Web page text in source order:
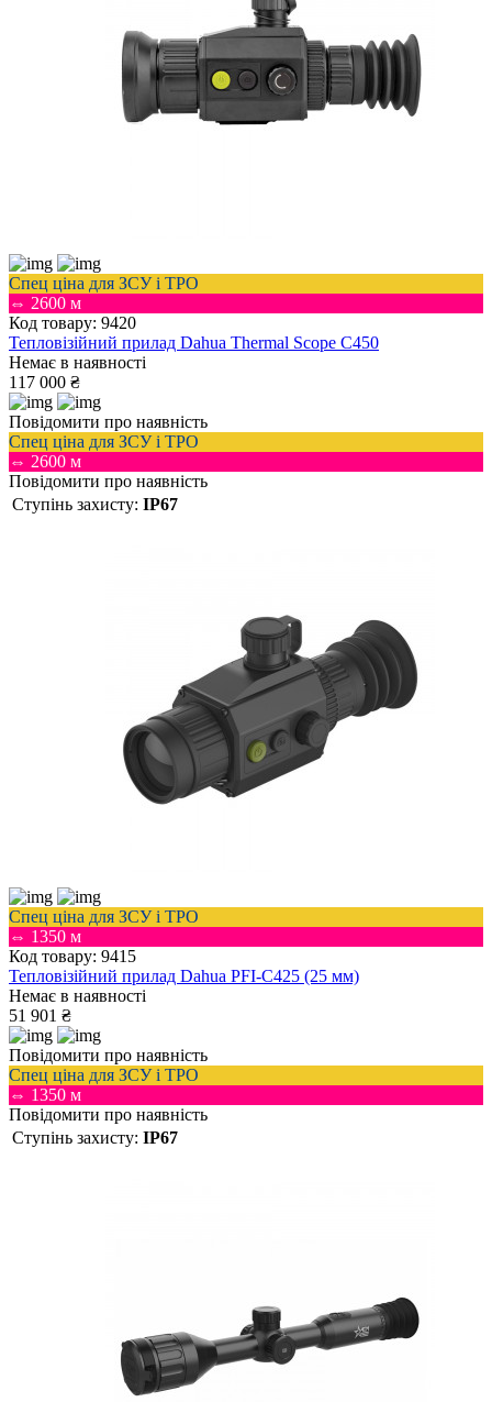
Спец ціна для ЗСУ і ТРО
⇔ 2600 м
Код товару: 9420
Тепловізійний прилад Dahua Thermal Scope C450
Немає в наявності
117 000 ₴
Повідомити про наявність
Спец ціна для ЗСУ і ТРО
⇔ 2600 м
Повідомити про наявність
Ступінь захисту: IP67
Спец ціна для ЗСУ і ТРО
⇔ 1350 м
Код товару: 9415
Тепловізійний прилад Dahua PFI-C425 (25 мм)
Немає в наявності
51 901 ₴
Повідомити про наявність
Спец ціна для ЗСУ і ТРО
⇔ 1350 м
Повідомити про наявність
Ступінь захисту: IP67